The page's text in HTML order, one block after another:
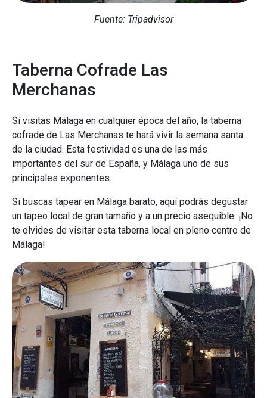
Fuente: Tripadvisor
Taberna Cofrade Las
Merchanas
Si visitas Málaga en cualquier época del año, la taberna
cofrade de Las Merchanas te hará vivir la semana santa
de la ciudad. Esta festividad es una de las más
importantes del sur de España, y Málaga uno de sus
principales exponentes.
Si buscas tapear en Málaga barato, aquí podrás degustar
un tapeo local de gran tamaño y a un precio asequible. ¡No
te olvides de visitar esta taberna local en pleno centro de
Málaga!